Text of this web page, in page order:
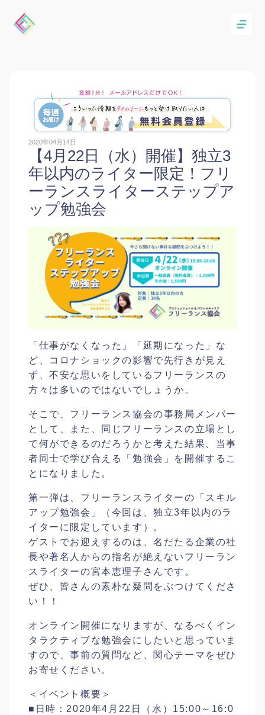
2020年04月14日
【4月22日（水）開催】独立3
年以内のライター限定！フリ
ーランスライターステップア
ップ勉強会
「仕事がなくなった」「延期になった」な
ど、コロナショックの影響で先行きが見え
ず、不安な思いをしているフリーランスの
方々は多いのではないでしょうか。
そこで、フリーランス協会の事務局メンバー
として、また、同じフリーランスの立場とし
て何ができるのだろうかと考えた結果、当事
者同士で学び合える「勉強会」を開催するこ
とになりました。
第一弾は、フリーランスライターの「スキル
アップ勉強会」（今回は、独立3年以内のラ
イターに限定しています）。
ゲストでお迎えするのは、名だたる企業の社
長や著名人からの指名が絶えないフリーラン
スライターの宮本恵理子さんです。
ぜひ、皆さんの素朴な疑問をぶつけてくださ
い！！
オンライン開催になりますが、なるべくイン
タラクティブな勉強会にしたいと思っていま
すので、事前の質問など、関心テーマをぜひ
お寄せください。
＜イベント概要＞
■日時：2020年4月22日（水）15:00～16:0